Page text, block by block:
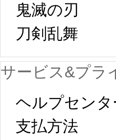
日から工場
が一時停止
します。 2月
以後のご注文
鬼滅の刃
刀剣乱舞
サービス&プラ
ヘルプセンタ
支払方法